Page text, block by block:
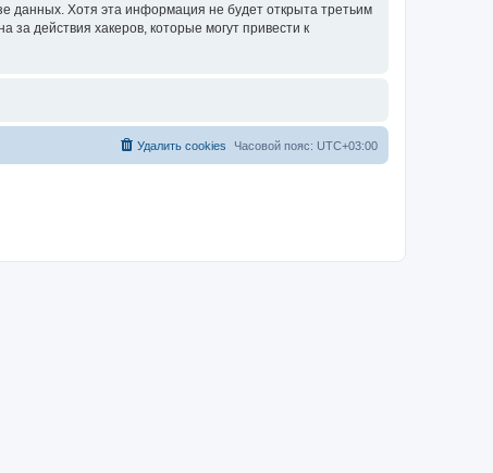
данных. Хотя эта информация не будет открыта третьим
действия хакеров, которые могут привести к
Часовой пояс: UTC+03:00
Удалить cookies